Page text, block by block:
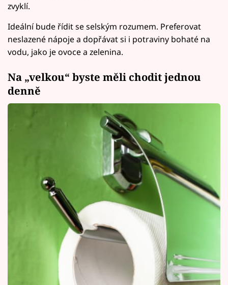
zvyklí.
Ideální bude řídit se selským rozumem. Preferovat
neslazené nápoje a dopřávat si i potraviny bohaté na
vodu, jako je ovoce a zelenina.
Na „velkou“ byste měli chodit jednou
denně